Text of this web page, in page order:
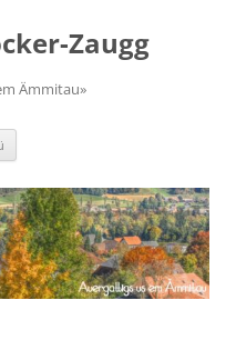
Zaugg
Ämmitau»